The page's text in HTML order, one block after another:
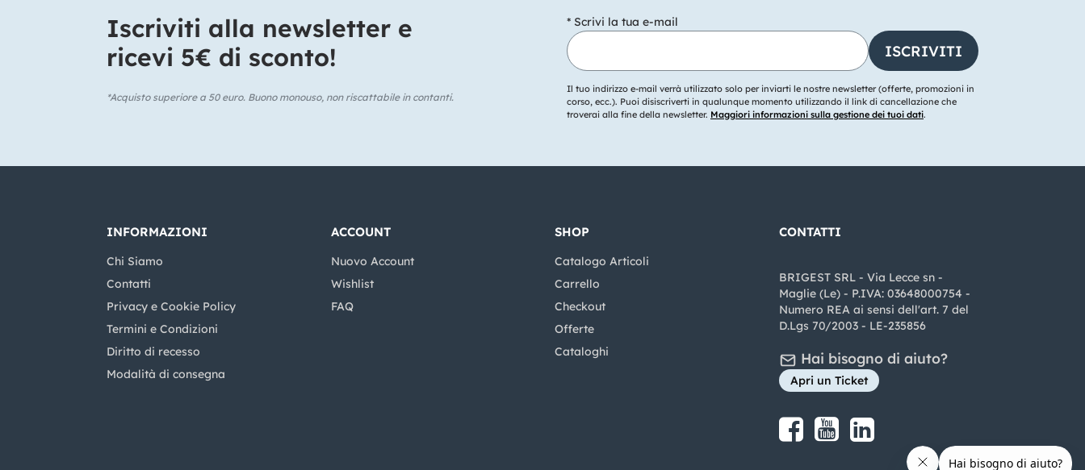
Iscriviti alla newsletter e
ricevi 5€ di sconto!​
*Acquisto superiore a 50 euro. Buono monouso, non riscattabile in contanti.
* Scrivi la tua e-mail
Il tuo indirizzo e-mail verrà utilizzato solo per inviarti le nostre newsletter (offerte, promozioni in
corso, ecc.). Puoi disiscriverti in qualunque momento utilizzando il link di cancellazione che
troverai alla fine della newsletter. Maggiori informazioni sulla gestione dei tuoi dati.
INFORMAZIONI
Chi Siamo
Contatti
Privacy e Cookie Policy
Termini e Condizioni
Diritto di recesso
Modalità di consegna
ACCOUNT
Nuovo Account
Wishlist
FAQ
SHOP
Catalogo Articoli
Carrello
Checkout
Offerte
Cataloghi
CONTATTI
BRIGEST SRL - Via Lecce sn -
Maglie (Le) - P.IVA: 03648000754 -
Numero REA ai sensi dell'art. 7 del
D.Lgs 70/2003 - LE-235856
Hai bisogno di aiuto?
Apri un Ticket
Share on Facebook
Share on youtube
Share on LinkedIn